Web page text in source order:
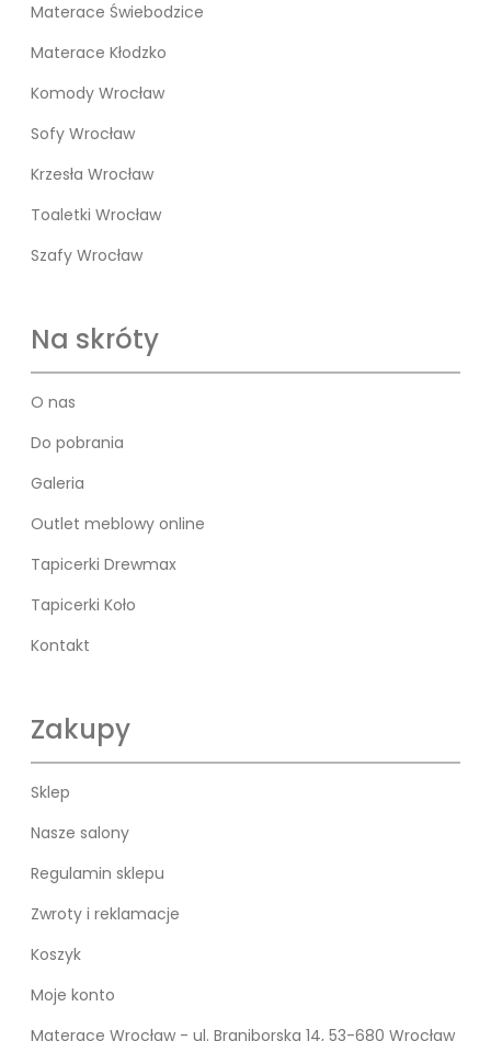
Materace Świebodzice
Materace Kłodzko
Komody Wrocław
Sofy Wrocław
Krzesła Wrocław
Toaletki Wrocław
Szafy Wrocław
Na skróty
O nas
Do pobrania
Galeria
Outlet meblowy online
Tapicerki Drewmax
Tapicerki Koło
Kontakt
Zakupy
Sklep
Nasze salony
Regulamin sklepu
Zwroty i reklamacje
Koszyk
Moje konto
Materace Wrocław - ul. Braniborska 14, 53-680 Wrocław